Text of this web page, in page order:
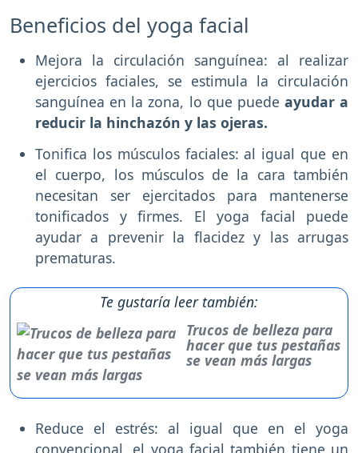
Beneficios del yoga facial
Mejora la circulación sanguínea: al realizar
ejercicios faciales, se estimula la circulación
sanguínea en la zona, lo que puede ayudar a
reducir la hinchazón y las ojeras.
Tonifica los músculos faciales: al igual que en
el cuerpo, los músculos de la cara también
necesitan ser ejercitados para mantenerse
tonificados y firmes. El yoga facial puede
ayudar a prevenir la flacidez y las arrugas
prematuras.
Te gustaría leer también:
Trucos de belleza para
hacer que tus pestañas
se vean más largas
Reduce el estrés: al igual que en el yoga
convencional, el yoga facial también tiene un